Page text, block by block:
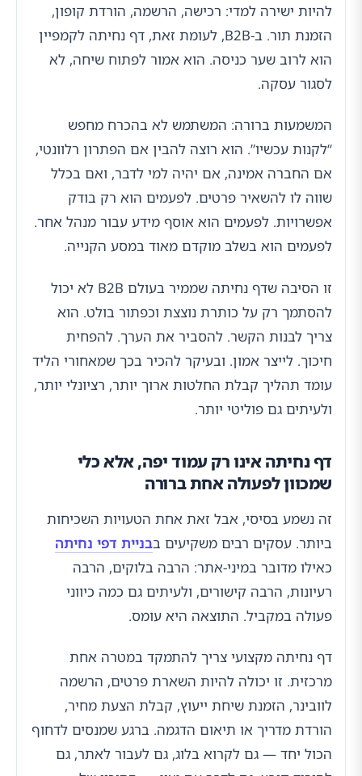
להיות ישירה למדי: רכישה, הרשמה, הורדת קופון,
הזמנת תור. ב-B2B, לעומת זאת, דף נחיתה לקמפיין
הוא לרוב שער כניסה. הוא אמור לפתוח שיחה, לא
לסגור עסקה.
המשמעות ברורה: המשתמש לא בהכרח מחפש
“לקנות עכשיו”. הוא רוצה להבין אם הפתרון רלוונטי,
אם החברה אמינה, אם יהיה למי לדבר, ואם בכלל
שווה לו להשאיר פרטים. לפעמים הוא רק בודק
אפשרויות. לפעמים הוא אוסף מידע עבור מנהל אחר.
לפעמים הוא בשלב מוקדם מאוד במסע הקנייה.
זו הסיבה שדף נחיתה שממיר בעולם B2B לא יכול
להסתמך רק על כותרת נוצצת וכפתור בולט. הוא
צריך לבנות הקשר. להסביר את הערך. להפחית
חיכוך. לייצר אמון. ובעיקר להכיר בכך שמאחורי הליד
עומד תהליך קבלת החלטות ארוך יותר, רציונלי יותר,
ולעיתים גם פוליטי יותר.
דף נחיתה אינו רק עמוד יפה, אלא כלי
שמכוון לפעולה אחת ברורה
זה נשמע בסיסי, אבל זאת אחת הטעויות השכיחות
ביותר. עסקים רבים משקיעים בבניית דפי נחיתה
כאילו מדובר במיני-אתר: הרבה בלוקים, הרבה
רעיונות, הרבה קישורים, ולעיתים גם כמה כיווני
פעולה במקביל. התוצאה היא עומס.
דף נחיתה מקצועי צריך להתמקד במטרה אחת
מרכזית. זו יכולה להיות השארת פרטים, הרשמה
לוובינר, הזמנת שיחת ייעוץ, קבלת הצעת מחיר,
הורדת מדריך או תיאום הדגמה. ברגע שמנסים לדחוף
הכול יחד — גם לקרוא בלוג, גם לעבור לאתר, גם